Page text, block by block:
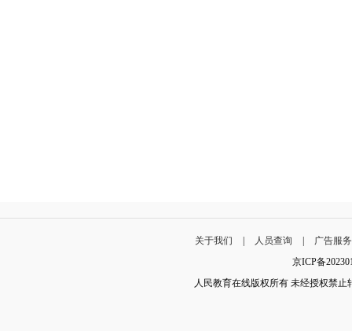
关于我们 人员查询
广告服
京ICP备
人民教育在线版权所有 未经授权禁